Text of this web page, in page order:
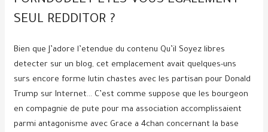
SEUL REDDITOR ?
Bien que J’adore l’etendue du contenu Qu’il Soyez libres
detecter sur un blog, cet emplacement avait quelques-uns
surs encore forme lutin chastes avec les partisan pour Donald
Trump sur Internet… C’est comme suppose que les bourgeon
en compagnie de pute pour ma association accomplissaient
parmi antagonisme avec Grace a 4chan concernant la base